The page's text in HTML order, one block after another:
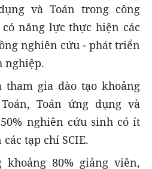
và Toán trong công
năng lực thực hiện các
nghiên cứu - phát triển
nghiệp.
gia đào tạo khoảng
Toán ứng dụng và
nghiên cứu sinh có ít
tạp chí SCIE.
80% giảng viên,